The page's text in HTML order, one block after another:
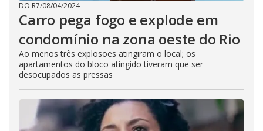
DO R7/08/04/2024
Carro pega fogo e explode em
condomínio na zona oeste do Rio
Ao menos três explosões atingiram o local; os
apartamentos do bloco atingido tiveram que ser
desocupados as pressas